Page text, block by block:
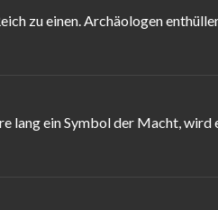
zu einen. Archäologen
lang ein Symbol der Macht, wird